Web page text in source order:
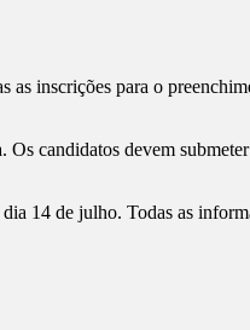
inscrições para o
candidatos devem
14 de julho. Todas as